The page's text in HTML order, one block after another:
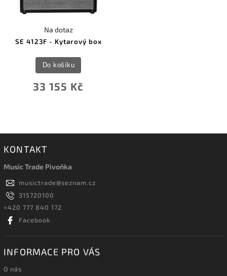
SE 4123F - Kytarový box
Na dotaz
33 155 Kč
Do košíku
KONTAKT
Music Trade Pivoňka
musictrade@seznam.cz
315720100
+420 777 840 172
Facebook
INFORMACE PRO VÁS
O nás